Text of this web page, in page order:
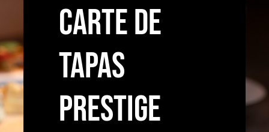
CARTE DE
TAPAS
PRESTIGE